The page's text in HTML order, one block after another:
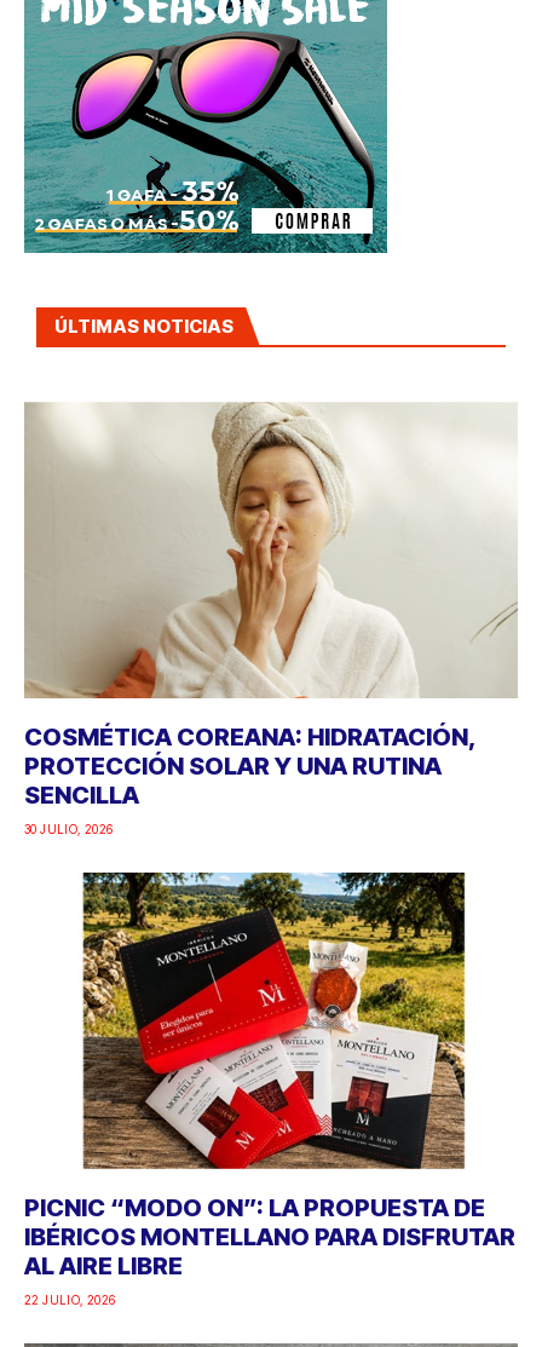
ÚLTIMAS NOTICIAS
COSMÉTICA COREANA: HIDRATACIÓN,
PROTECCIÓN SOLAR Y UNA RUTINA
SENCILLA
30 JULIO, 2026
PICNIC “MODO ON”: LA PROPUESTA DE
IBÉRICOS MONTELLANO PARA DISFRUTAR
AL AIRE LIBRE
22 JULIO, 2026